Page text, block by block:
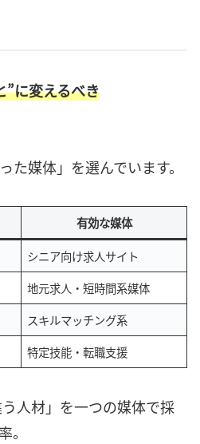
に変えるべき
た媒体」を選んでいます。
有効な媒体
シニア向け求人サイト
地元求人・短時間系媒体
スキルマッチング系
特定技能・転職支援
人材」を一つの媒体で採
。